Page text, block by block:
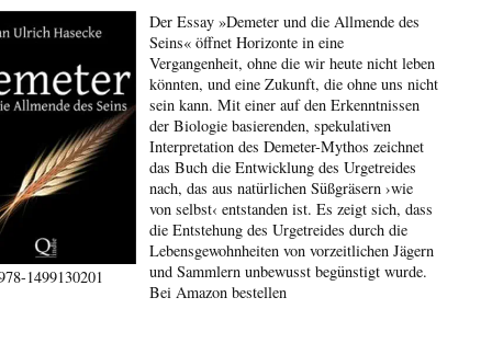
1499130201
Der Essay »Demeter und die Allmende des
Seins« öffnet Horizonte in eine
Vergangenheit, ohne die wir heute nicht leben
könnten, und eine Zukunft, die ohne uns nicht
sein kann. Mit einer auf den Erkenntnissen
der Biologie basierenden, spekulativen
Interpretation des Demeter-Mythos zeichnet
das Buch die Entwicklung des Urgetreides
nach, das aus natürlichen Süßgräsern ›wie
von selbst‹ entstanden ist. Es zeigt sich, dass
die Entstehung des Urgetreides durch die
Lebensgewohnheiten von vorzeitlichen Jägern
und Sammlern unbewusst begünstigt wurde.
Bei Amazon bestellen